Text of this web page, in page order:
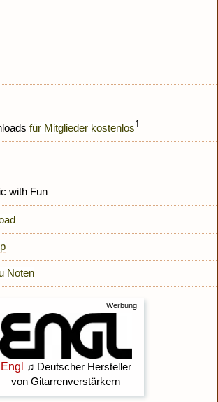
für Mitglieder kostenlos1
with Fun
Noten